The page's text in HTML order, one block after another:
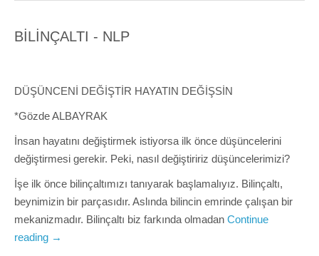
BİLİNÇALTI - NLP
DÜŞÜNCENİ DEĞİŞTİR HAYATIN DEĞİŞSİN
*Gözde ALBAYRAK
İnsan hayatını değiştirmek istiyorsa ilk önce düşüncelerini
değiştirmesi gerekir. Peki, nasıl değiştiririz düşüncelerimizi?
İşe ilk önce bilinçaltımızı tanıyarak başlamalıyız. Bilinçaltı,
beynimizin bir parçasıdır. Aslında bilincin emrinde çalışan bir
mekanizmadır. Bilinçaltı biz farkında olmadan Continue
reading →